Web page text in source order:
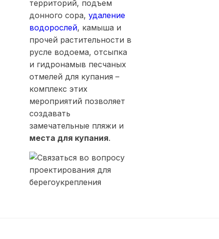
территорий, подъем
донного сора, удаление
водорослей, камыша и
прочей растительности в
русле водоема, отсыпка
и гидронамыв песчаных
отмелей для купания –
комплекс этих
мероприятий позволяет
создавать
замечательные пляжи и
места для купания.